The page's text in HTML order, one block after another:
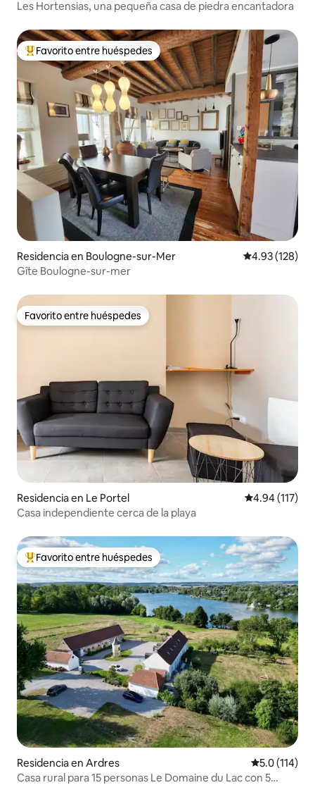
Les Hortensias, una pequeña casa de piedra encantadora
De los mejores en Favorito entre huéspedes
Favorito entre huéspedes
Residencia en Boulogne-sur-Mer Calificación
4.93 (128)
Gîte Boulogne-sur-mer
Favorito entre huéspedes
Favorito entre huéspedes
Residencia en Le Portel Calificación
4.94 (117)
Casa independiente cerca de la playa
De los mejores en Favorito entre huéspedes
Favorito entre huéspedes
Residencia en Ardres Calificación
5.0 (114)
Casa rural para 15 personas Le Domaine du Lac con 5